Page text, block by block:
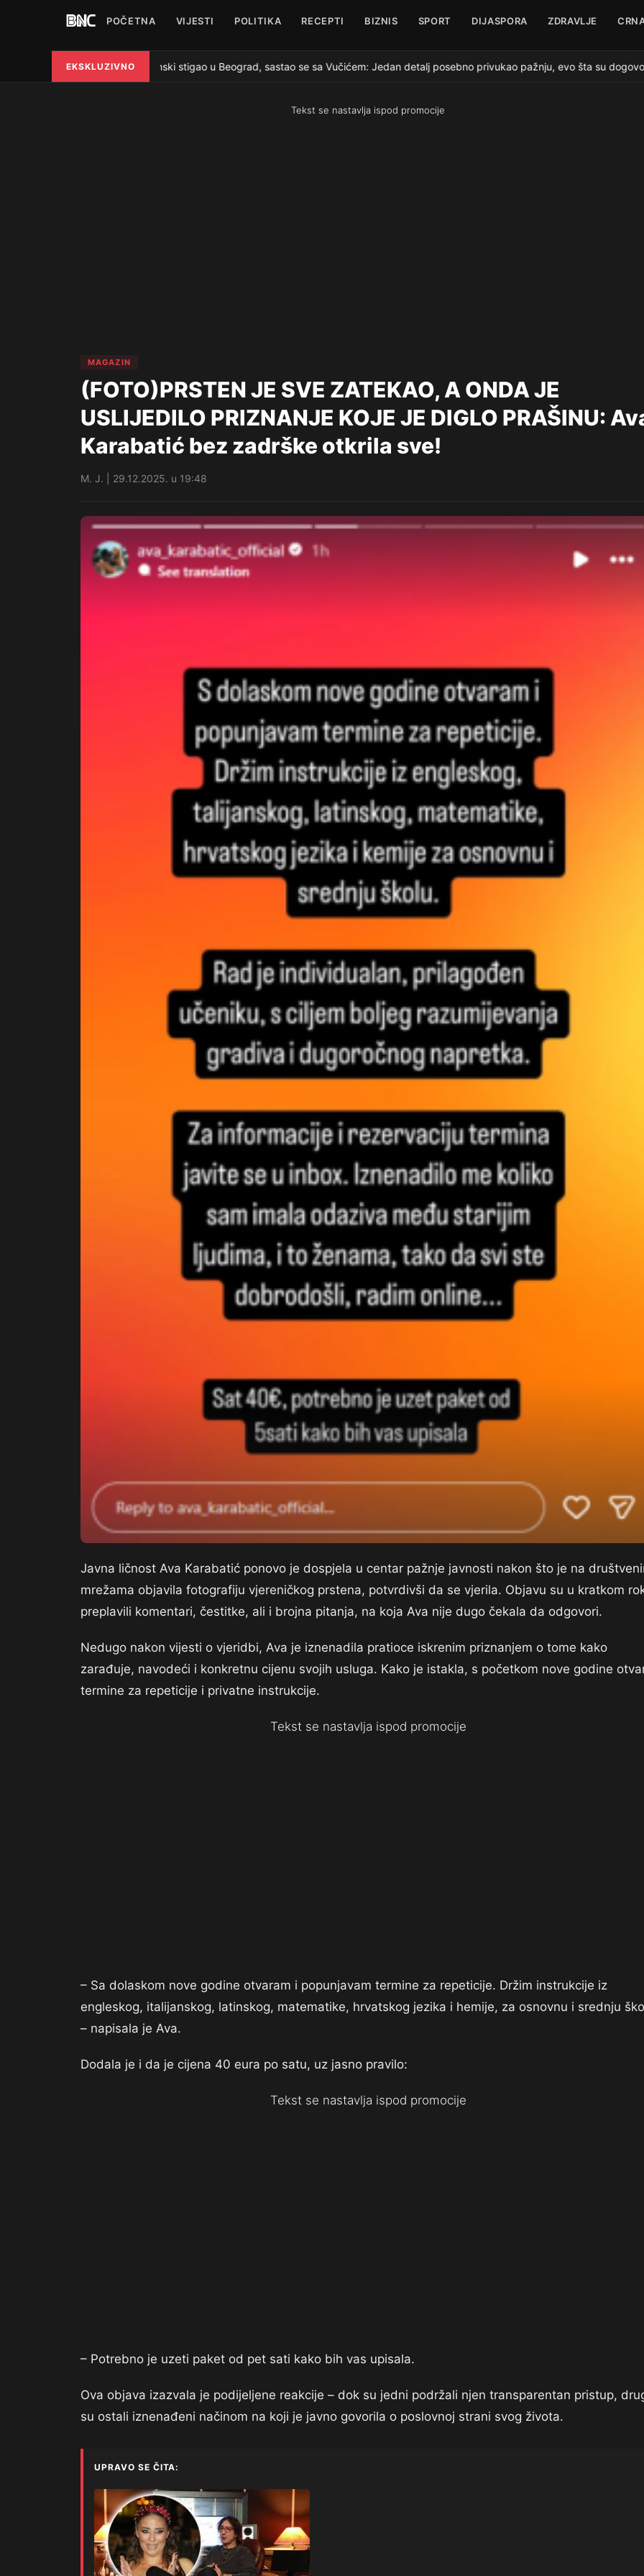
POČETNA VIJESTI POLITIKA RECEPTI BIZNIS SPORT DIJASPORA ZDRAVLJE
EKSKLUZIVNO
● Zelenski stigao u Beograd, sastao se sa Vučićem: Jedan detalj posebno privukao pažnju, evo šta su
Tekst se nastavlja ispod promocije
MAGAZIN
(FOTO)PRSTEN JE SVE ZATEKAO, A ONDA JE
USLIJEDILO PRIZNANJE KOJE JE DIGLO PRAŠINU:
Karabatić bez zadrške otkrila sve!
M. J. | 29.12.2025. u 19:48
Javna ličnost Ava Karabatić ponovo je dospjela u centar pažnje javnosti nakon što je na
mrežama objavila fotografiju vjereničkog prstena, potvrdivši da se vjerila. Objavu su u kratkom
preplavili komentari, čestitke, ali i brojna pitanja, na koja Ava nije dugo čekala da odgovori.
Nedugo nakon vijesti o vjeridbi, Ava je iznenadila pratioce iskrenim priznanjem o tome kako
zarađuje, navodeći i konkretnu cijenu svojih usluga. Kako je istakla, s početkom nove godine
termine za repeticije i privatne instrukcije.
Tekst se nastavlja ispod promocije
– Sa dolaskom nove godine otvaram i popunjavam termine za repeticije. Držim instrukcije iz
engleskog, italijanskog, latinskog, matematike, hrvatskog jezika i hemije, za osnovnu i srednju
– napisala je Ava.
Dodala je i da je cijena 40 eura po satu, uz jasno pravilo:
Tekst se nastavlja ispod promocije
– Potrebno je uzeti paket od pet sati kako bih vas upisala.
Ova objava izazvala je podijeljene reakcije – dok su jedni podržali njen transparentan pristup,
su ostali iznenađeni načinom na koji je javno govorila o poslovnoj strani svog života.
UPRAVO SE ČITA: